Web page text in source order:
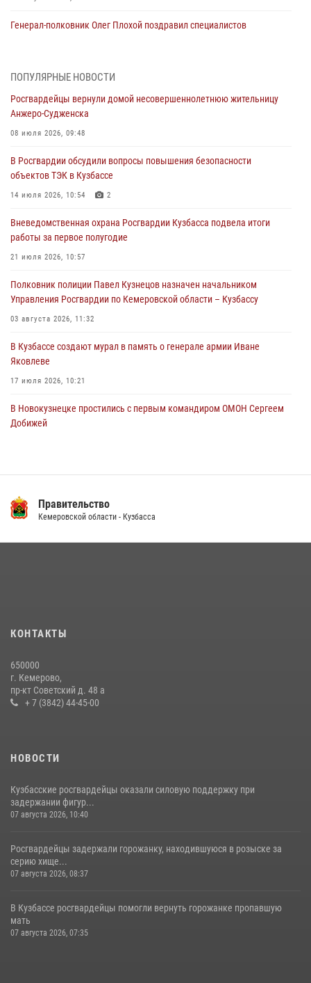
Генерал-полковник Олег Плохой поздравил специалистов
07 августа 2026, 05:32
С 1 сентября 2026 года вступает в силу новый федеральный закон о
частной охранной деятельности
06 августа 2026, 10:19
Росгвардейцы задержали предполагаемого виновника причинения
ножевого ранения кемеровчанину
06 августа 2026, 09:18
Росгвардейцы задержали мужчину, повредившего имущество
горожанки
06 августа 2026, 08:17
Росгвардейцы пресекли противоправные действия и защитили
новокузнечанку от агрессивного знакомого
06 августа 2026, 07:16
ПОПУЛЯРНЫЕ НОВОСТИ
Росгвардейцы вернули домой несовершеннолетнюю жительницу
Анжеро-Судженска
08 июля 2026, 09:48
В Росгвардии обсудили вопросы повышения безопасности
объектов ТЭК в Кузбассе
14 июля 2026, 10:54 2
Вневедомственная охрана Росгвардии Кузбасса подвела итоги
работы за первое полугодие
21 июля 2026, 10:57
Полковник полиции Павел Кузнецов назначен начальником
Управления Росгвардии по Кемеровской области – Кузбассу
03 августа 2026, 11:32
В Кузбассе создают мурал в память о генерале армии Иване
Яковлеве
17 июля 2026, 10:21
В Новокузнецке простились с первым командиром ОМОН Сергеем
Добижей
14 июля 2026, 08:52 1
20 июля 2026, 08:52
гипермаркета товары на 13 тысяч рублей (ВИДЕО)
16 июля 2026, 06:43
Правительство
Кемеровской области - Кузбасса
КОНТАКТЫ
650000
г. Кемерово,
пр-кт Советский д. 48 а
+ 7 (3842) 44-45-00
НОВОСТИ
Кузбасские росгвардейцы оказали силовую поддержку при
задержании фигур...
07 августа 2026, 10:40
Росгвардейцы задержали горожанку, находившуюся в розыске за
серию хище...
07 августа 2026, 08:37
В Кузбассе росгвардейцы помогли вернуть горожанке пропавшую
мать
07 августа 2026, 07:35